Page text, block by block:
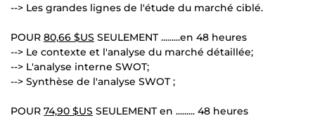
--> Les grandes lignes de l'étude du marché ciblé.
POUR 80,66 $US SEULEMENT .........en 48 heures
--> Le contexte et l'analyse du marché détaillée;
--> L'analyse interne SWOT;
--> Synthèse de l'analyse SWOT ;
POUR 74,90 $US SEULEMENT en ......... 48 heures